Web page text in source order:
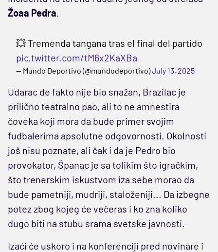
Žoaa Pedra.
💥 Tremenda tangana tras el final del partido
pic.twitter.com/tM6x2KaXBa
— Mundo Deportivo (@mundodeportivo)July 13, 2025
Udarac de fakto nije bio snažan, Brazilac je
prilično teatralno pao, ali to ne amnestira
čoveka koji mora da bude primer svojim
fudbalerima apsolutne odgovornosti. Okolnosti
još nisu poznate, ali čak i da je Pedro bio
provokator, Španac je sa tolikim što igračkim,
što trenerskim iskustvom iza sebe morao da
bude pametniji, mudriji, staloženiji... Da izbegne
potez zbog kojeg će večeras i ko zna koliko
dugo biti na stubu srama svetske javnosti.
Izaći će uskoro i na konferenciji pred novinare i